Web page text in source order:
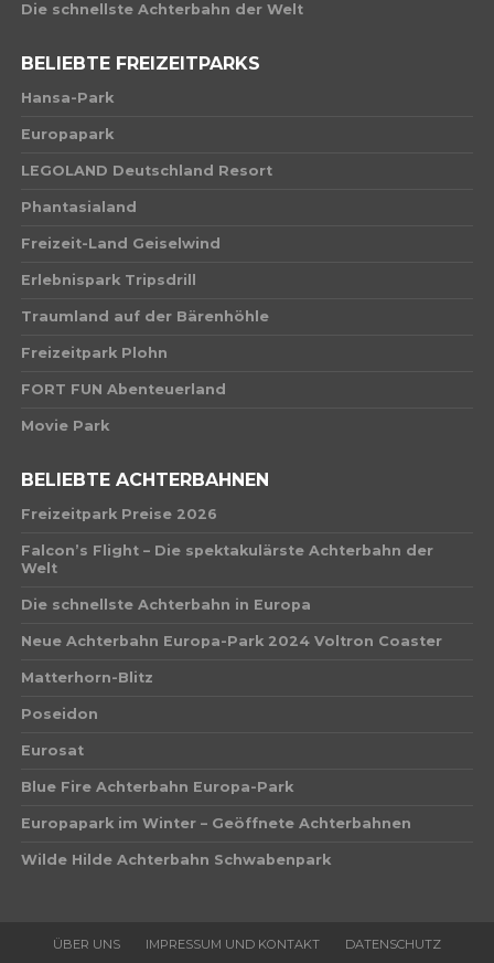
Die schnellste Achterbahn der Welt
BELIEBTE FREIZEITPARKS
Hansa-Park
Europapark
LEGOLAND Deutschland Resort
Phantasialand
Freizeit-Land Geiselwind
Erlebnispark Tripsdrill
Traumland auf der Bärenhöhle
Freizeitpark Plohn
FORT FUN Abenteuerland
Movie Park
BELIEBTE ACHTERBAHNEN
Freizeitpark Preise 2026
Falcon’s Flight – Die spektakulärste Achterbahn der
Welt
Die schnellste Achterbahn in Europa
Neue Achterbahn Europa-Park 2024 Voltron Coaster
Matterhorn-Blitz
Poseidon
Eurosat
Blue Fire Achterbahn Europa-Park
Europapark im Winter – Geöffnete Achterbahnen
Wilde Hilde Achterbahn Schwabenpark
ÜBER UNS IMPRESSUM UND KONTAKT
DATENSCHUTZ